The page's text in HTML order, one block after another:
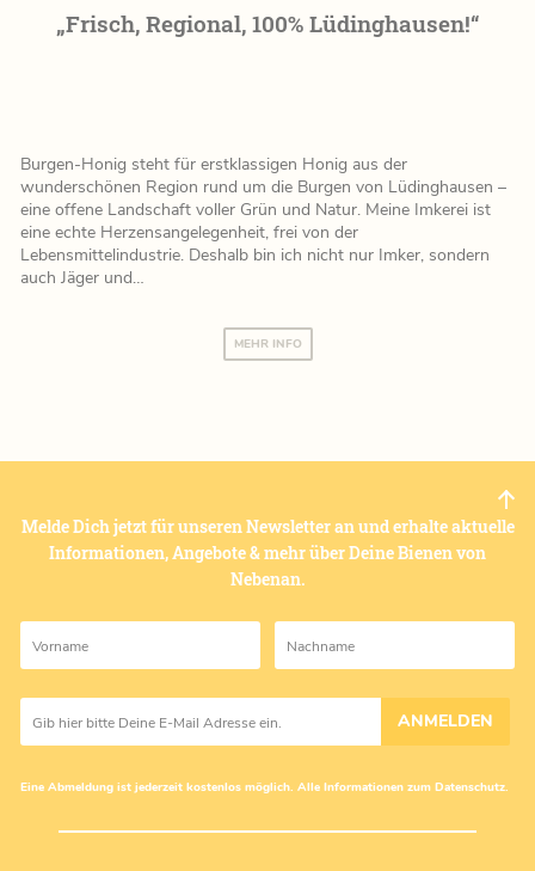
Burgen-Honig steht für erstklassigen Honig aus der
wunderschönen Region rund um die Burgen von Lüdinghausen –
eine offene Landschaft voller Grün und Natur. Meine Imkerei ist
eine echte Herzensangelegenheit, frei von der
Lebensmittelindustrie. Deshalb bin ich nicht nur Imker, sondern
auch Jäger und…
„Frisch, Regional, 100% Lüdinghausen!“
MEHR INFO
Melde Dich jetzt für unseren Newsletter an und erhalte aktuelle
Informationen, Angebote & mehr über Deine Bienen von
Nebenan.
ANMELDEN
Eine Abmeldung ist jederzeit kostenlos möglich. Alle Informationen zum Datenschutz.